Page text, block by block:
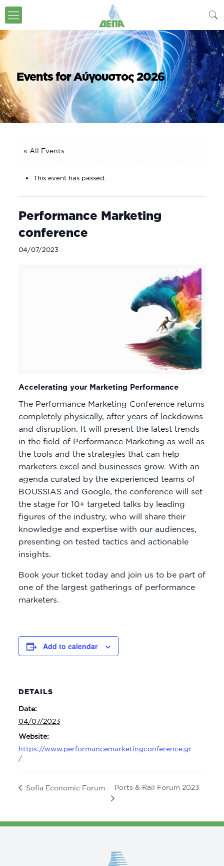
Events for Αύγουστος 2026
« All Events
This event has passed.
Performance Marketing
conference
04/07/2023
Accelerating your Marketing Performance
The Performance Marketing Conference returns
completely physically, after years of lockdowns
and disruption. It will present the latest trends
in the field of Performance Marketing as well as
the tools and the strategies that can help
marketers excel and businesses grow. With an
agenda curated by the experienced teams of
BOUSSIAS and Google, the conference will set
the stage for 10+ targeted talks by leading
figures of the industry, who will share their
knowledge and expertise with our audiences,
presenting on tested tactics and actionable
insights.
Book your ticket today and join us to be part of
one of the largest gatherings of performance
marketers.
Add to calendar
DETAILS
Date:
04/07/2023
Website:
https://www.performancemarketingconference.gr
/
Sofia Economic Forum Ports & Rail Forum 2023